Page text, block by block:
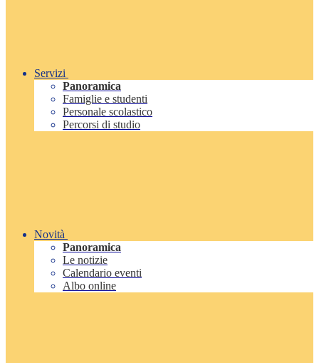
Servizi
Panoramica
Famiglie e studenti
Personale scolastico
Percorsi di studio
Novità
Panoramica
Le notizie
Calendario eventi
Albo online